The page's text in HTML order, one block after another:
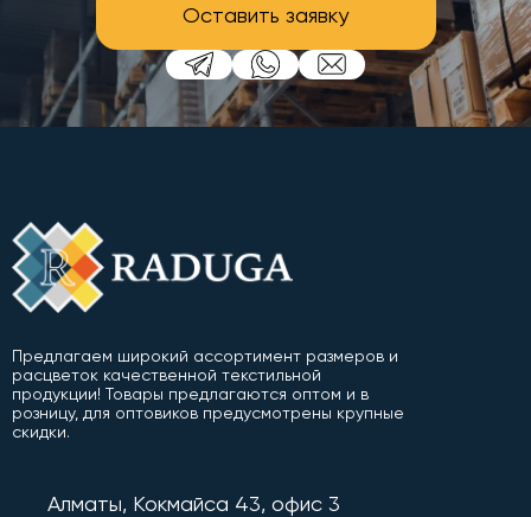
Оставить заявку
Предлагаем широкий ассортимент размеров и
расцветок качественной текстильной
продукции! Товары предлагаются оптом и в
розницу, для оптовиков предусмотрены крупные
скидки.
Алматы, Кокмайса 43, офис 3